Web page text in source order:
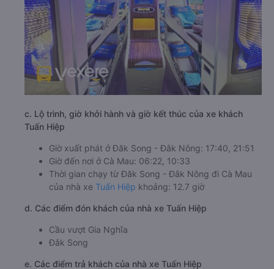
c. Lộ trình, giờ khởi hành và giờ kết thúc của xe khách
Tuấn Hiệp
Giờ xuất phát ở Đăk Song - Đắk Nông: 17:40, 21:51
Giờ đến nơi ở Cà Mau: 06:22, 10:33
Thời gian chạy từ Đăk Song - Đắk Nông đi Cà Mau
của nhà xe Tuấn Hiệp khoảng: 12.7 giờ
d. Các điểm đón khách của nhà xe Tuấn Hiệp
Cầu vượt Gia Nghĩa
Đắk Song
e. Các điểm trả khách của nhà xe Tuấn Hiệp